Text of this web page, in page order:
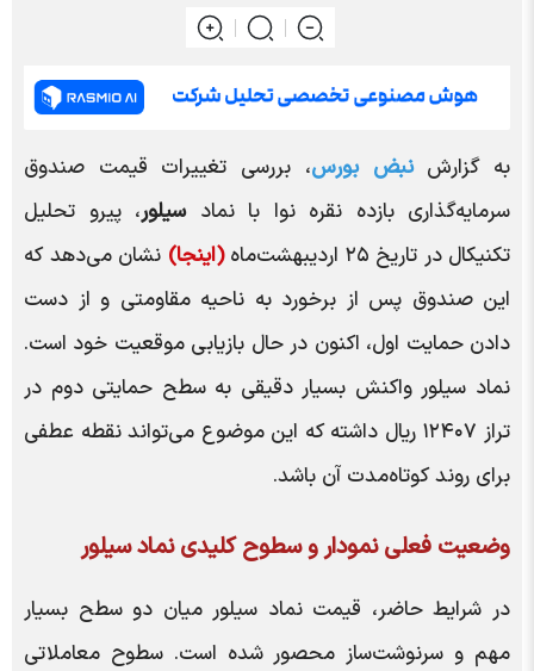
به گزارشنبض بورس، بررسی تغییرات قیمت صندوق
سرمایه‌گذاری بازده نقره نوا با نمادسیلور، پیرو تحلیل
تکنیکال در تاریخ ۲۵ اردیبهشت‌ماه
(اینجا) نشان می‌دهد که
این صندوق پس از برخورد به ناحیه مقاومتی و از دست
دادن حمایت اول، اکنون در حال بازیابی موقعیت خود است.
نماد سیلور واکنش بسیار دقیقی به سطح حمایتی دوم در
تراز ۱۲۴۰۷ ریال داشته که این موضوع می‌تواند نقطه عطفی
برای روند کوتاه‌مدت آن باشد.
وضعیت فعلی نمودار و سطوح کلیدی نماد سیلور
در شرایط حاضر، قیمت نماد سیلور میان دو سطح بسیار
مهم و سرنوشت‌ساز محصور شده است. سطوح معاملاتی